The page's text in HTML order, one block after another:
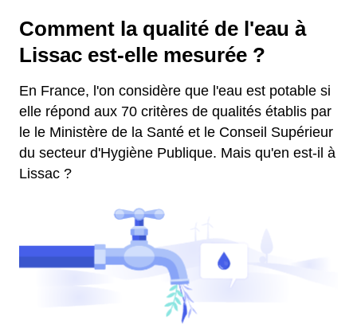
Comment la qualité de l'eau à
Lissac est-elle mesurée ?
En France, l'on considère que l'eau est potable si
elle répond aux 70 critères de qualités établis par
le le Ministère de la Santé et le Conseil Supérieur
du secteur d'Hygiène Publique. Mais qu'en est-il à
Lissac ?